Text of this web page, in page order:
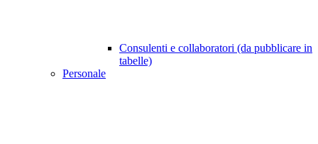
Consulenti e collaboratori (da pubblicare in
tabelle)
Personale